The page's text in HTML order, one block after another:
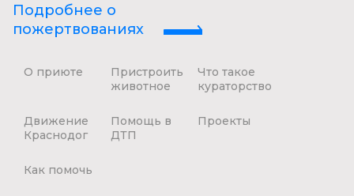
Подробнее о
пожертвованиях
О приюте
Пристроить
животное
Что такое
кураторство
Движение
Краснодог
Помощь в
ДТП
Проекты
Как помочь